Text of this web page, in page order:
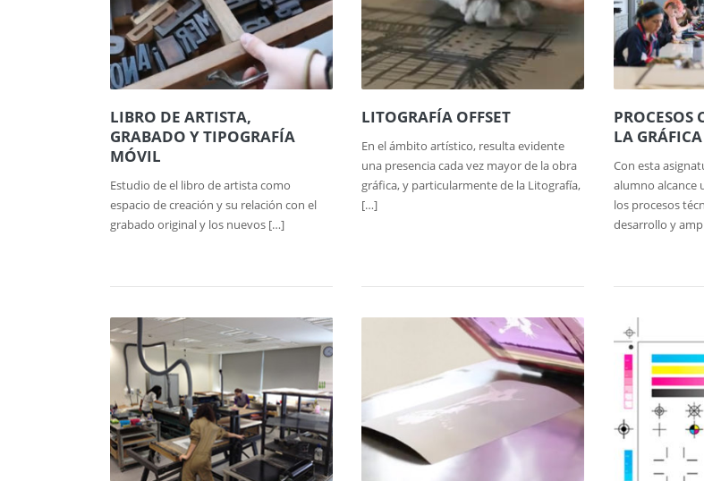
LIBRO DE ARTISTA,
GRABADO Y TIPOGRAFÍA
MÓVIL
Estudio de el libro de artista como
espacio de creación y su relación con el
grabado original y los nuevos […]
LITOGRAFÍA OFFSET
En el ámbito artístico, resulta evidente
una presencia cada vez mayor de la obra
gráfica, y particularmente de la Litografía,
[…]
PROCESOS
LA GRÁFICA
Con esta
alumno alcance
los procesos
desarrollo y